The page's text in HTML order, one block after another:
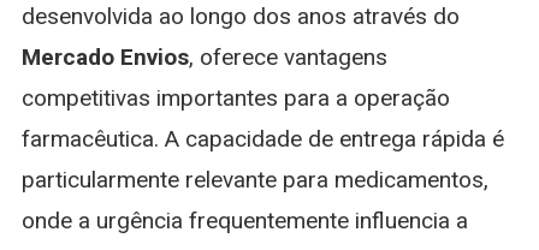
desenvolvida ao longo dos anos através do
Mercado Envios, oferece vantagens
competitivas importantes para a operação
farmacêutica. A capacidade de entrega rápida é
particularmente relevante para medicamentos,
onde a urgência frequentemente influencia a